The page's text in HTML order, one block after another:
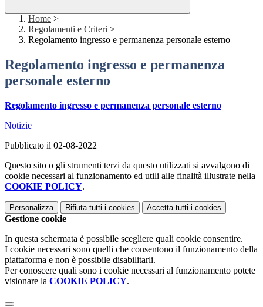
Home >
Regolamenti e Criteri >
Regolamento ingresso e permanenza personale esterno
Regolamento ingresso e permanenza
personale esterno
Regolamento ingresso e permanenza personale esterno
Notizie
Pubblicato il 02-08-2022
Questo sito o gli strumenti terzi da questo utilizzati si avvalgono di
cookie necessari al funzionamento ed utili alle finalità illustrate nella
COOKIE POLICY.
Personalizza Rifiuta tutti i cookies Accetta tutti i cookies
Gestione cookie
In questa schermata è possibile scegliere quali cookie consentire.
I cookie necessari sono quelli che consentono il funzionamento della
piattaforma e non è possibile disabilitarli.
Per conoscere quali sono i cookie necessari al funzionamento potete
visionare la COOKIE POLICY.